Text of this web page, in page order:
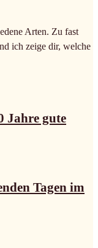
Arten. Zu fast
ich zeige dir, welche
Jahre gute
Tagen im